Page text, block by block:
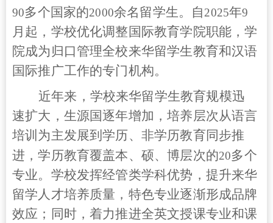
90多个国家的2000余名留学生。自2025年9
月起，学校优化调整国际教育学院职能，学
院成为归口管理全校来华留学生教育和汉语
国际推广工作的专门机构。
近年来，学校来华留学生教育规模迅
速扩大，生源国逐年增加，培养层次从语言
培训为主发展到学历、非学历教育同步推
进，学历教育覆盖本、硕、博层次的20多个
专业。学校发挥经管类学科优势，提升来华
留学人才培养质量，特色专业逐渐形成品牌
效应；同时，着力推进全英文授课专业和课